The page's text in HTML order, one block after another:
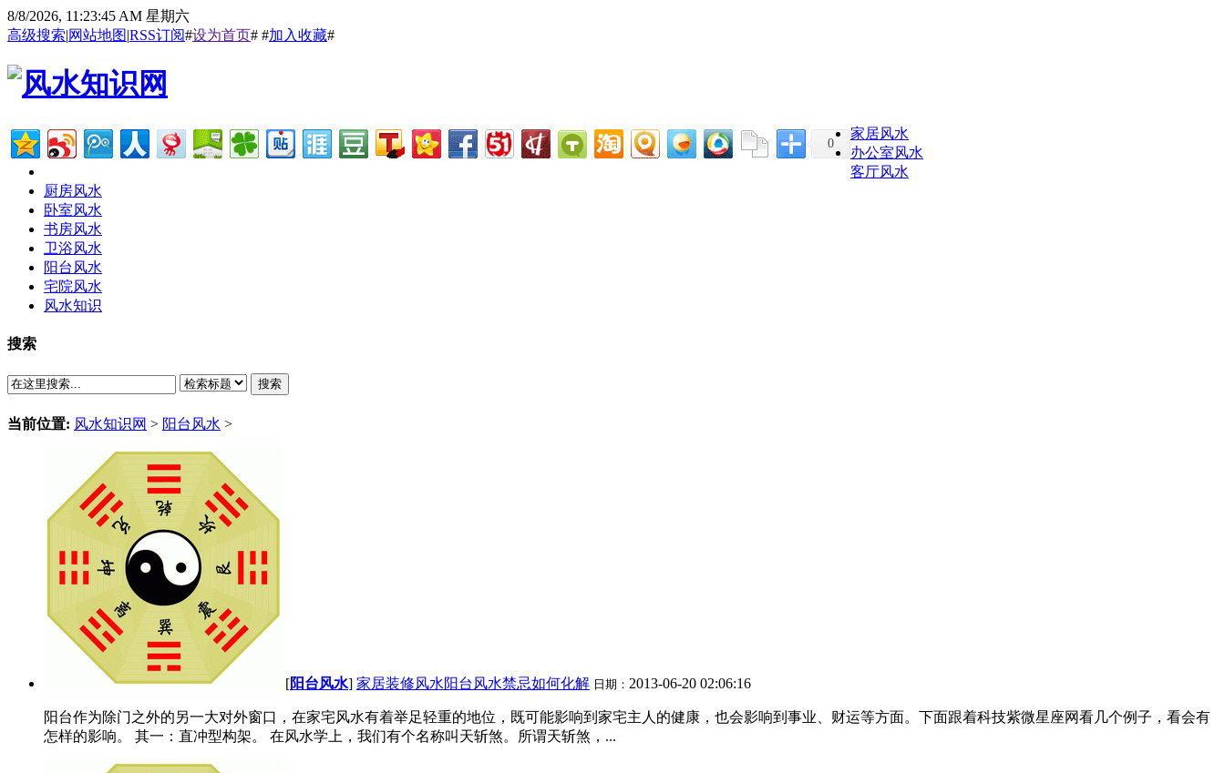
8/8/2026, 11:23:46 AM 星期六
高级搜索|网站地图|RSS订阅#设为首页# #加入收藏#
0
家居风水
办公室风水
客厅风水
厨房风水
卧室风水
书房风水
卫浴风水
阳台风水
宅院风水
风水知识
搜索
搜索
当前位置: 风水知识网 > 阳台风水 >
[阳台风水] 家居装修风水阳台风水禁忌如何化解 日期： 2013-06-20 02:06:16
阳台作为除门之外的另一大对外窗口，在家宅风水有着举足轻重的地位，既可能影响到家宅主人的健康，也会影响到事业、财运等方面。下面跟着科技紫微星座网看几个例子，看会有
怎样的影响。 其一：直冲型构架。 在风水学上，我们有个名称叫天斩煞。所谓天斩煞，...